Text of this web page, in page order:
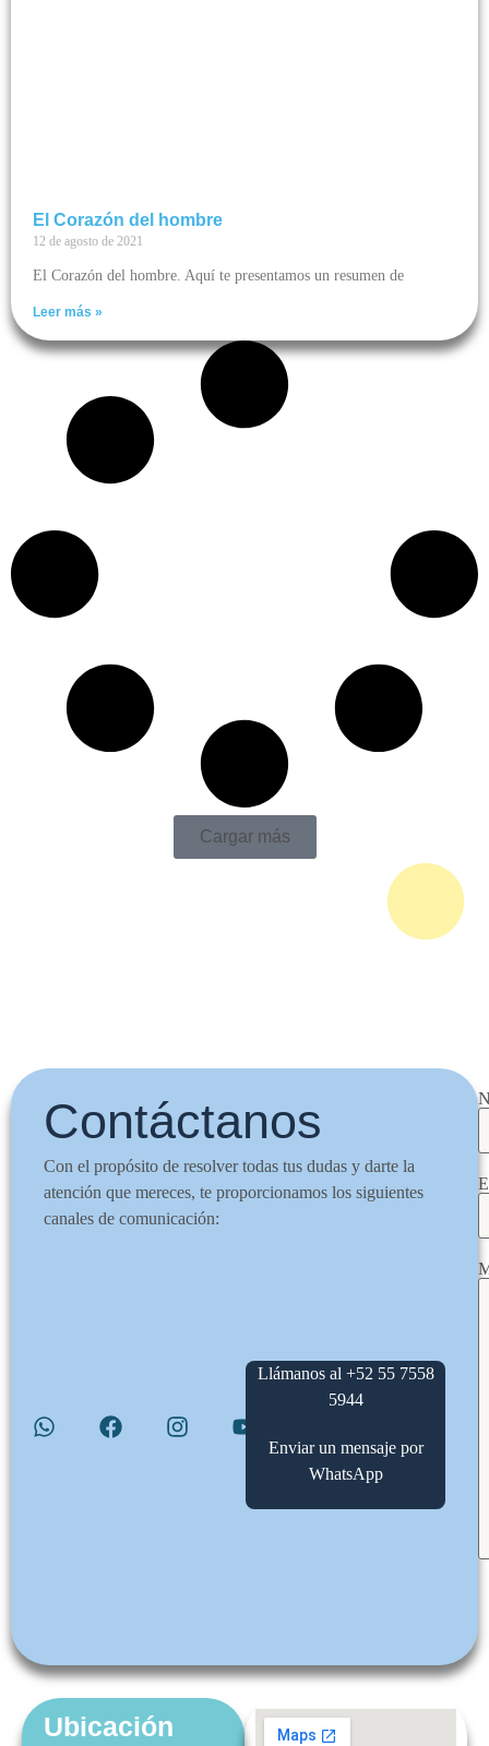
El Corazón del hombre
12 de agosto de 2021
El Corazón del hombre. Aquí te presentamos un resumen de
Leer más »
Cargar más
Contáctanos
Con el propósito de resolver todas tus dudas y darte la
atención que mereces, te proporcionamos los siguientes
canales de comunicación:
Llámanos al +52 55 7558
5944
Enviar un mensaje por
WhatsApp
Ubicación